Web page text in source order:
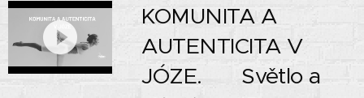
KOMUNITA A
AUTENTICITA V
JÓZE. 🌗 Světlo a